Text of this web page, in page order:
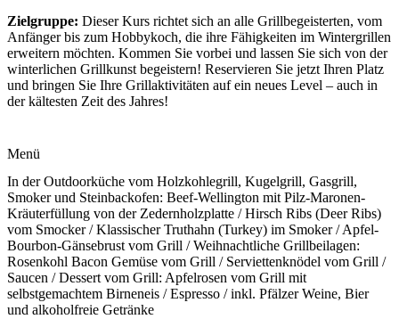
Zielgruppe: Dieser Kurs richtet sich an alle Grillbegeisterten, vom
Anfänger bis zum Hobbykoch, die ihre Fähigkeiten im Wintergrillen
erweitern möchten. Kommen Sie vorbei und lassen Sie sich von der
winterlichen Grillkunst begeistern! Reservieren Sie jetzt Ihren Platz
und bringen Sie Ihre Grillaktivitäten auf ein neues Level – auch in
der kältesten Zeit des Jahres!
Menü
In der Outdoorküche vom Holzkohlegrill, Kugelgrill, Gasgrill,
Smoker und Steinbackofen: Beef-Wellington mit Pilz-Maronen-
Kräuterfüllung von der Zedernholzplatte / Hirsch Ribs (Deer Ribs)
vom Smocker / Klassischer Truthahn (Turkey) im Smoker / Apfel-
Bourbon-Gänsebrust vom Grill / Weihnachtliche Grillbeilagen:
Rosenkohl Bacon Gemüse vom Grill / Serviettenknödel vom Grill /
Saucen / Dessert vom Grill: Apfelrosen vom Grill mit
selbstgemachtem Birneneis / Espresso / inkl. Pfälzer Weine, Bier
und alkoholfreie Getränke